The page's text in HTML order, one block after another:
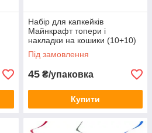
Набір для капкейків
Майнкрафт топери і
накладки на кошики (10+10)
(Картон)- малотиражні
Під замовлення
45 ₴/упаковка
Купити